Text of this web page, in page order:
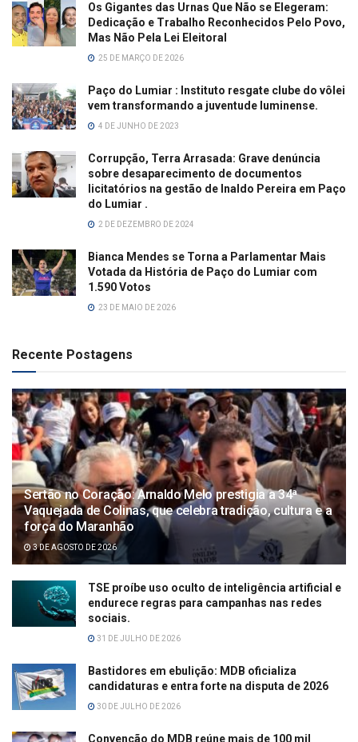
Os Gigantes das Urnas Que Não se Elegeram:
Dedicação e Trabalho Reconhecidos Pelo Povo,
Mas Não Pela Lei Eleitoral
25 DE MARÇO DE 2026
Paço do Lumiar : Instituto resgate clube do vôlei
vem transformando a juventude luminense.
4 DE JUNHO DE 2023
Corrupção, Terra Arrasada: Grave denúncia
sobre desaparecimento de documentos
licitatórios na gestão de Inaldo Pereira em Paço
do Lumiar .
2 DE DEZEMBRO DE 2024
Bianca Mendes se Torna a Parlamentar Mais
Votada da História de Paço do Lumiar com
1.590 Votos
23 DE MAIO DE 2026
Recente Postagens
Sertão no Coração: Arnaldo Melo prestigia a 34ª
Vaquejada de Colinas, que celebra tradição, cultura e a
força do Maranhão
3 DE AGOSTO DE 2026
TSE proíbe uso oculto de inteligência artificial e
endurece regras para campanhas nas redes
sociais.
31 DE JULHO DE 2026
Bastidores em ebulição: MDB oficializa
candidaturas e entra forte na disputa de 2026
30 DE JULHO DE 2026
Convenção do MDB reúne mais de 100 mil